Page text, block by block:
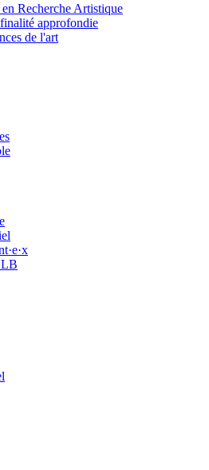
Recherche Artistique
approfondie
de l'art